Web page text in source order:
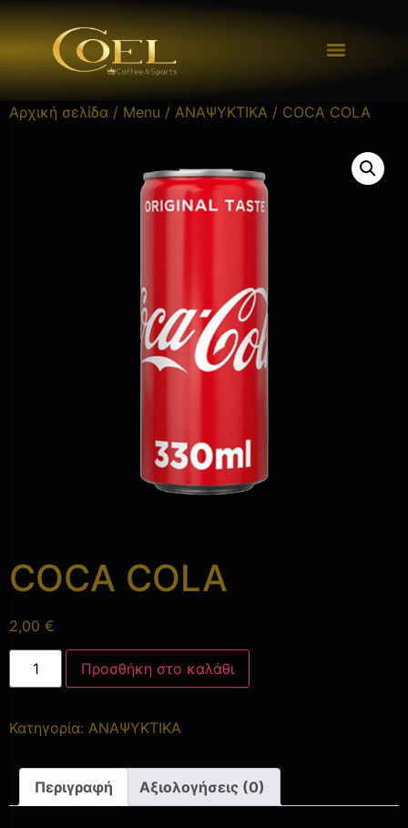
Αρχική σελίδα / Menu / ΑΝΑΨΥΚΤΙΚΑ / COCA COLA
COCA COLA
2,00 €
Προσθήκη στο καλάθι
Κατηγορία: ΑΝΑΨΥΚΤΙΚΑ
Περιγραφή Αξιολογήσεις (0)